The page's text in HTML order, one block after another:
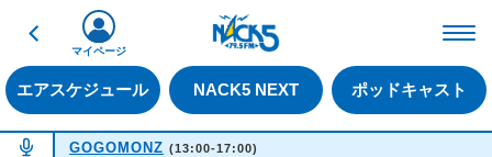
戻る
エアスケジュール NACK5 NEXT ポッドキャスト
マイページ
NOW ON AIR
GOGOMONZ (13:00-17:00)